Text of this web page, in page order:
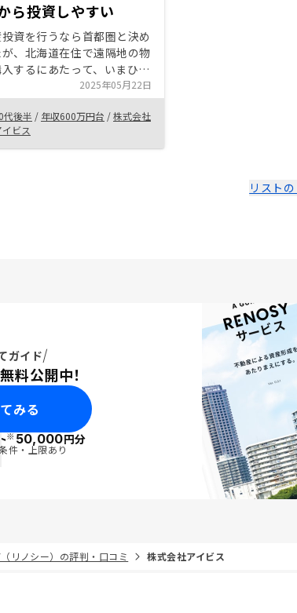
ら投資しやすい
資を行うなら首都圏と決め
、北海道在住で遠隔地の物
するにあたって、いまひと
的に動けずにいた。 そこつ
では、面談から物件
での流れがとてもスムーズだ
また、購入後の管理につい
んどを任せられる点が助か
2025年05月22日
代後半 / 年収600万円台 /株式会社
イビス
リスト
ガイド
料公開中！
みる
※50,000円分
件・上限あり
リノシー）の評判・口コミ 株式会社アイビス